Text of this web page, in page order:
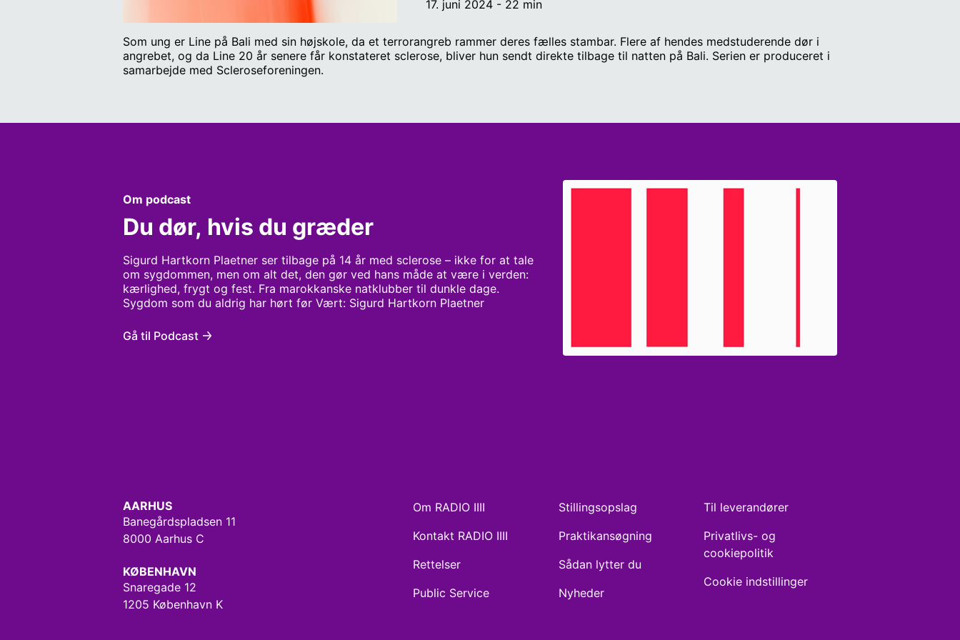
17. juni 2024 - 22 min
Som ung er Line på Bali med sin højskole, da et terrorangreb rammer deres fælles stambar. Flere af hendes medstuderende dør i
angrebet, og da Line 20 år senere får konstateret sclerose, bliver hun sendt direkte tilbage til natten på Bali. Serien er produceret i
samarbejde med Scleroseforeningen.
Om podcast
Du dør, hvis du græder
Sigurd Hartkorn Plaetner ser tilbage på 14 år med sclerose – ikke for at tale
om sygdommen, men om alt det, den gør ved hans måde at være i verden:
kærlighed, frygt og fest. Fra marokkanske natklubber til dunkle dage.
Sygdom som du aldrig har hørt før Vært: Sigurd Hartkorn Plaetner
Gå til Podcast
AARHUS
Banegårdspladsen 11
8000 Aarhus C
KØBENHAVN
Snaregade 12
1205 København K
Om RADIO IIII
Kontakt RADIO IIII
Rettelser
Public Service
Stillingsopslag
Praktikansøgning
Sådan lytter du
Nyheder
Til leverandører
Privatlivs- og
cookiepolitik
Cookie indstillinger